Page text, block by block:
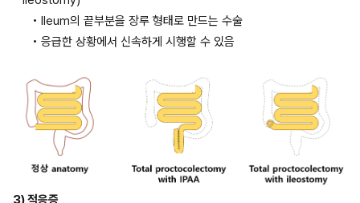
• Ileum의 끝부분을 장루 형태로 만드는 수술
• 응급한 상황에서 신속하게 시행할 수 있음
3) 적응증